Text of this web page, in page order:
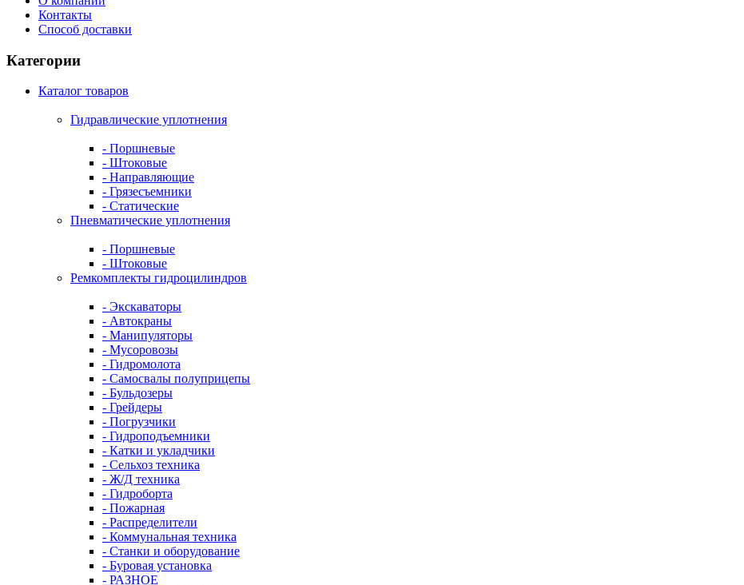
Контакты
Способ доставки
Категории
Каталог товаров
Гидравлические уплотнения
- Поршневые
- Штоковые
- Направляющие
- Грязесъемники
- Cтатические
Пневматические уплотнения
- Поршневые
- Штоковые
Ремкомплекты гидроцилиндров
- Экскаваторы
- Автокраны
- Манипуляторы
- Мусоровозы
- Гидромолота
- Самосвалы полуприцепы
- Бульдозеры
- Грейдеры
- Погрузчики
- Гидроподъемники
- Катки и укладчики
- Сельхоз техника
- Ж/Д техника
- Гидроборта
- Пожарная
- Распределители
- Коммунальная техника
- Станки и оборудование
- Буровая установка
- РАЗНОЕ